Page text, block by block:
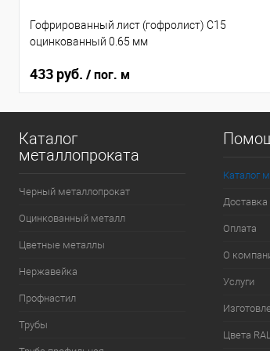
Гофрированный лист (гофролист) С15
оцинкованный 0.65 мм
433 руб. / пог. м
Каталог
металлопроката
Черный металлопрокат
Оцинкованный металл
Цветные металлы
Нержавейка
Профнастил
Трубы
Каталог
Доставка
Оплата
О
Услуги
Цвета